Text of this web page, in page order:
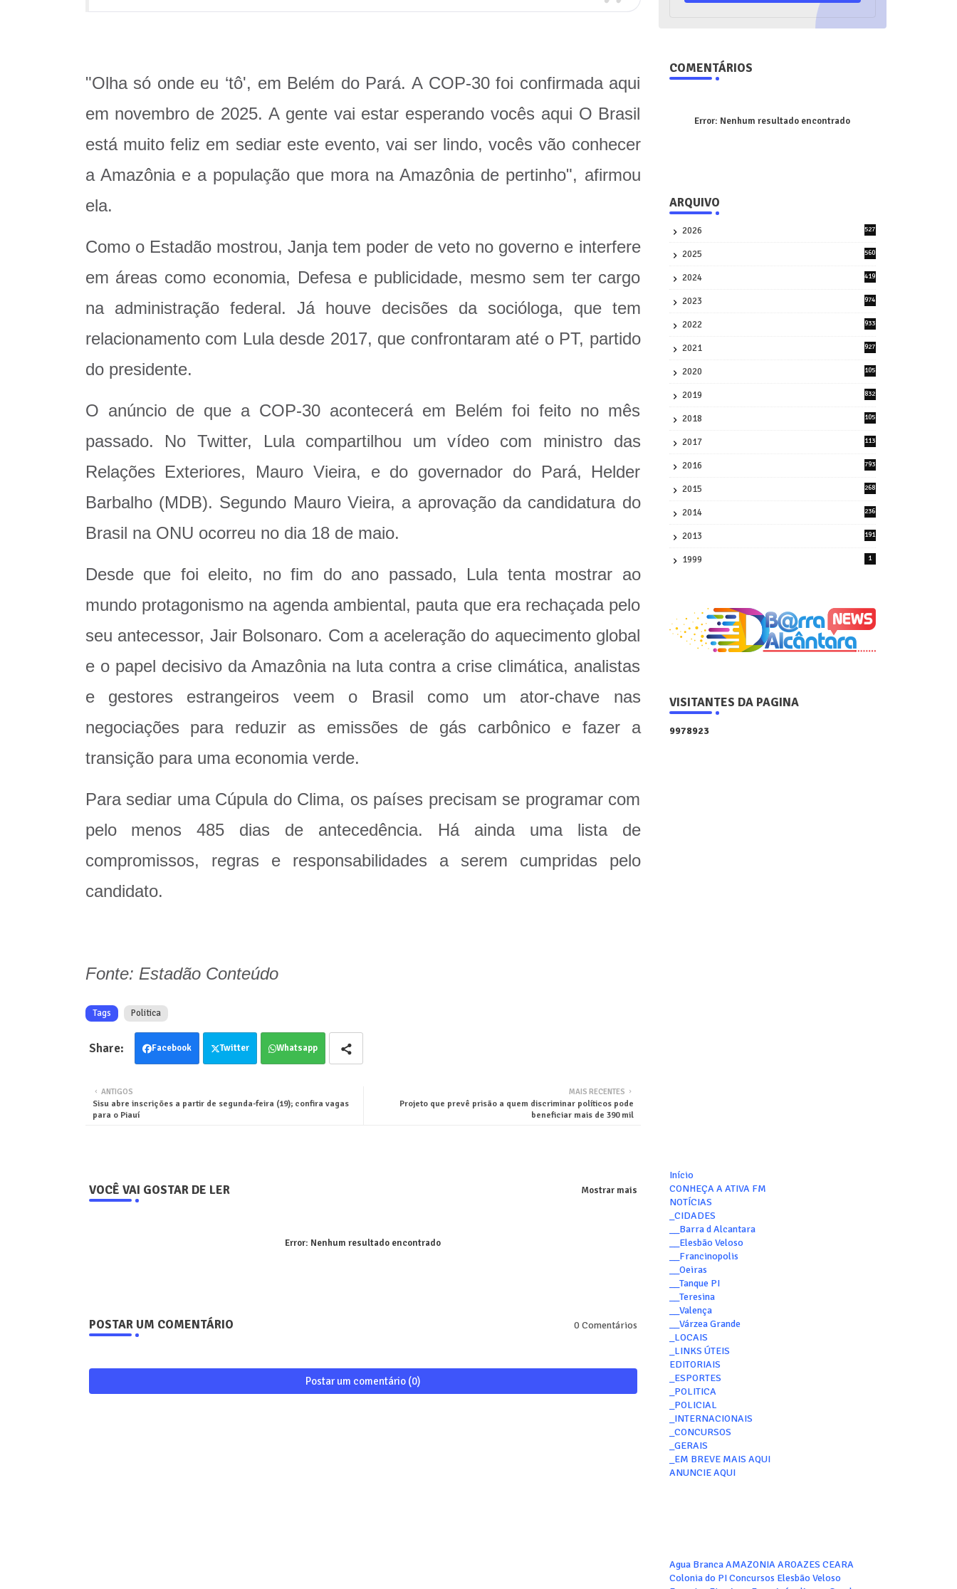
"Olha só onde eu ‘tô', em Belém do Pará. A COP-30 foi confirmada aqui
em novembro de 2025. A gente vai estar esperando vocês aqui O Brasil
está muito feliz em sediar este evento, vai ser lindo, vocês vão conhecer
a Amazônia e a população que mora na Amazônia de pertinho", afirmou
ela.
Como o Estadão mostrou, Janja tem poder de veto no governo e interfere
em áreas como economia, Defesa e publicidade, mesmo sem ter cargo
na administração federal. Já houve decisões da socióloga, que tem
relacionamento com Lula desde 2017, que confrontaram até o PT, partido
do presidente.
O anúncio de que a COP-30 acontecerá em Belém foi feito no mês
passado. No Twitter, Lula compartilhou um vídeo com ministro das
Relações Exteriores, Mauro Vieira, e do governador do Pará, Helder
Barbalho (MDB). Segundo Mauro Vieira, a aprovação da candidatura do
Brasil na ONU ocorreu no dia 18 de maio.
Desde que foi eleito, no fim do ano passado, Lula tenta mostrar ao
mundo protagonismo na agenda ambiental, pauta que era rechaçada pelo
seu antecessor, Jair Bolsonaro. Com a aceleração do aquecimento global
e o papel decisivo da Amazônia na luta contra a crise climática, analistas
e gestores estrangeiros veem o Brasil como um ator-chave nas
negociações para reduzir as emissões de gás carbônico e fazer a
transição para uma economia verde.
Para sediar uma Cúpula do Clima, os países precisam se programar com
pelo menos 485 dias de antecedência. Há ainda uma lista de
compromissos, regras e responsabilidades a serem cumpridas pelo
candidato.
Fonte: Estadão Conteúdo
Tags Politica
Facebook Twitter Whatsapp
MAIS RECENTES
Projeto que prevê prisão a quem discriminar políticos pode
beneficiar mais de 390 mil
ANTIGOS
Sisu abre inscrições a partir de segunda-feira (19); confira vagas
para o Piauí
VOCÊ VAI GOSTAR DE LER Mostrar mais
Error: Nenhum resultado encontrado
POSTAR UM COMENTÁRIO 0 Comentários
Postar um comentário (0)
COMENTÁRIOS
Error: Nenhum resultado encontrado
ARQUIVO
2026
527
2025
560
2024
419
2023
974
2022
933
2021
927
2020
105
2019
832
2018
105
2017
113
2016
793
2015
268
2014
236
2013
191
1999 1
VISITANTES DA PAGINA
9978923
Início
CONHEÇA A ATIVA FM
NOTÍCIAS
_CIDADES
__Barra d Alcantara
__Elesbão Veloso
__Francinopolis
__Oeiras
__Tanque PI
__Teresina
__Valença
__Várzea Grande
_LOCAIS
_LINKS ÚTEIS
EDITORIAIS
_ESPORTES
_POLITICA
_POLICIAL
_INTERNACIONAIS
_CONCURSOS
_GERAIS
_EM BREVE MAIS AQUI
ANUNCIE AQUI
Agua Branca AMAZONIA AROAZES CEARA
Colonia do PI Concursos Elesbão Veloso